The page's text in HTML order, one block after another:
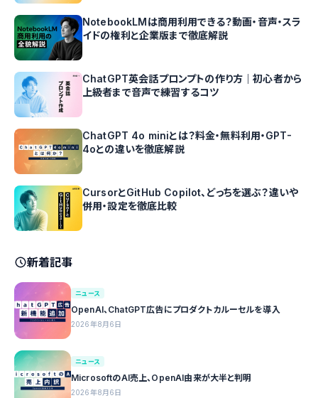
NotebookLMは商用利用できる？動画・音声・スラ
イドの権利と企業版まで徹底解説
ChatGPT英会話プロンプトの作り方｜初心者から
上級者まで音声で練習するコツ
ChatGPT 4o miniとは？料金・無料利用・GPT-
4oとの違いを徹底解説
CursorとGitHub Copilot、どっちを選ぶ？違いや
併用・設定を徹底比較
新着記事
ニュース
OpenAI、ChatGPT広告にプロダクトカルーセルを導入
2026年8月6日
ニュース
MicrosoftのAI売上、OpenAI由来が大半と判明
2026年8月6日